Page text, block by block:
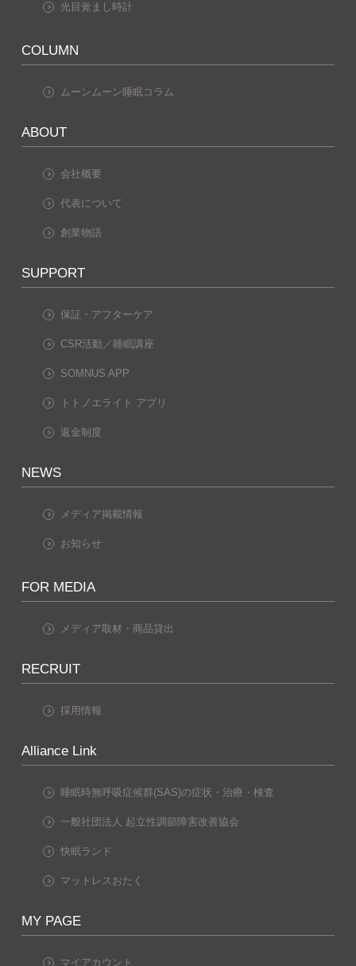
光目覚まし時計
COLUMN
ムーンムーン睡眠コラム
ABOUT
会社概要
代表について
創業物語
SUPPORT
保証・アフターケア
CSR活動／睡眠講座
SOMNUS APP
トトノエライト アプリ
返金制度
NEWS
メディア掲載情報
お知らせ
FOR MEDIA
メディア取材・商品貸出
RECRUIT
採用情報
Alliance Link
睡眠時無呼吸症候群(SAS)の症状・治療・検査
一般社団法人 起立性調節障害改善協会
快眠ランド
マットレスおたく
MY PAGE
マイアカウント